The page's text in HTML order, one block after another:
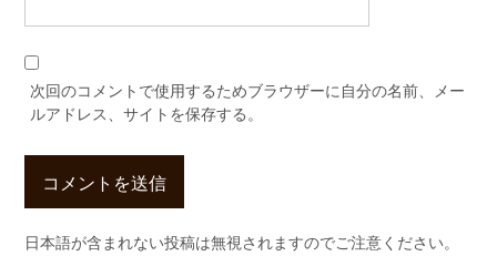
次回のコメントで使用するためブラウザーに自分の名前、メー
ルアドレス、サイトを保存する。
日本語が含まれない投稿は無視されますのでご注意ください。